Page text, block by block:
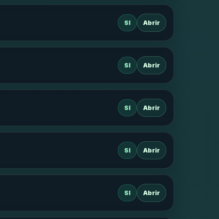
SI Abrir
SI Abrir
SI Abrir
SI Abrir
SI Abrir